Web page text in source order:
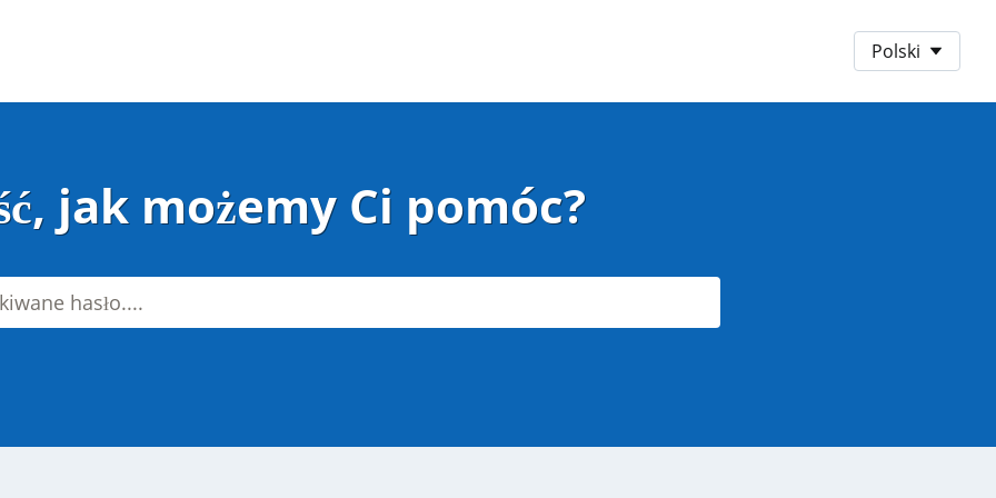
Preferowany język
Polski
jak możemy Ci pomóc?